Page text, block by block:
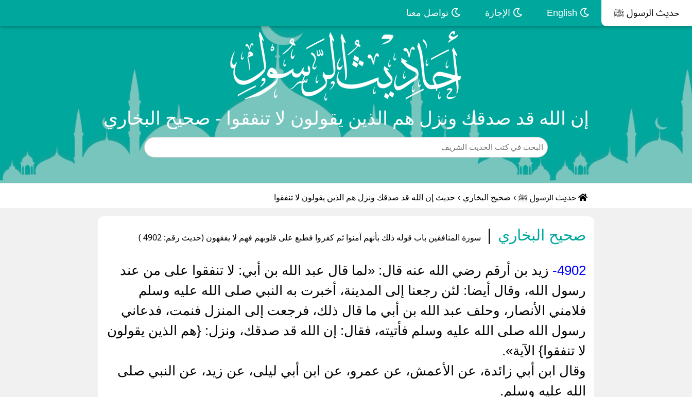
حديث الرسول ﷺ الإجازة تواصل معنا
إن الله قد صدقك ونزل هم الذين يقولون لا تنفقوا - صحيح البخاري
حديث الرسول ﷺ › صحيح البخاري › حديث إن الله قد صدقك ونزل هم الذين يقولون لا تنفقوا
صحيح البخاري | سورة المنافقين باب قوله ذلك بأنهم آمنوا ثم كفروا فطبع على قلوبهم فهم لا يفقهون (حديث رقم: 4902 )
4902- ‌زيد بن أرقم رضي الله عنه قال: «لما قال عبد الله بن أبي: لا تنفقوا على من عند
رسول الله، وقال أيضا: لئن رجعنا إلى المدينة، أخبرت به النبي صلى الله عليه وسلم
فلامني الأنصار، وحلف عبد الله بن أبي ما قال ذلك، فرجعت إلى المنزل فنمت، فدعاني
رسول الله صلى الله عليه وسلم فأتيته، فقال: إن الله قد صدقك، ونزل: {هم الذين يقولون
لا تنفقوا} الآية».
وقال ابن أبي زائدة، عن الأعمش، عن عمرو، عن ابن أبي ليلى، عن زيد، عن النبي صلى
الله عليه وسلم.